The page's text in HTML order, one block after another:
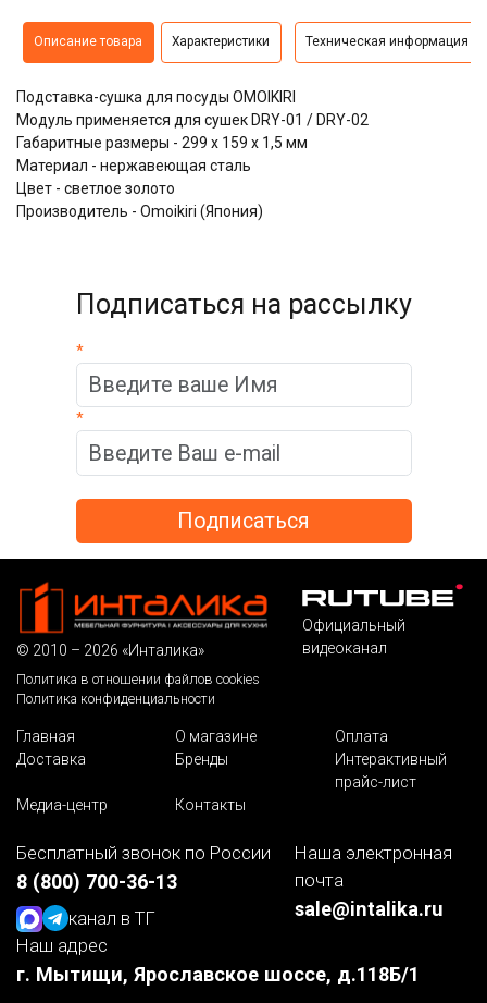
Описание товара Характеристики Техническая информация
Подставка-сушка для посуды OMOIKIRI
Модуль применяется для сушек DRY-01 / DRY-02
Габаритные размеры - 299 х 159 х 1,5 мм
Материал - нержавеющая сталь
Цвет - светлое золото
Производитель - Omoikiri (Япония)
Подписаться на рассылку
*
*
© 2010 – 2026 «Инталика»
Политика в отношении файлов cookies
Политика конфиденциальности
Официальный
видеоканал
Главная О магазине
Оплата
Доставка
Бренды
Интерактивный
прайс-лист
Медиа-центр
Контакты
Бесплатный звонок по России
8 (800) 700-36-13
канал в ТГ
Наша электронная
почта
sale@intalika.ru
Наш адрес
г. Мытищи, Ярославское шоссе, д.118Б/1